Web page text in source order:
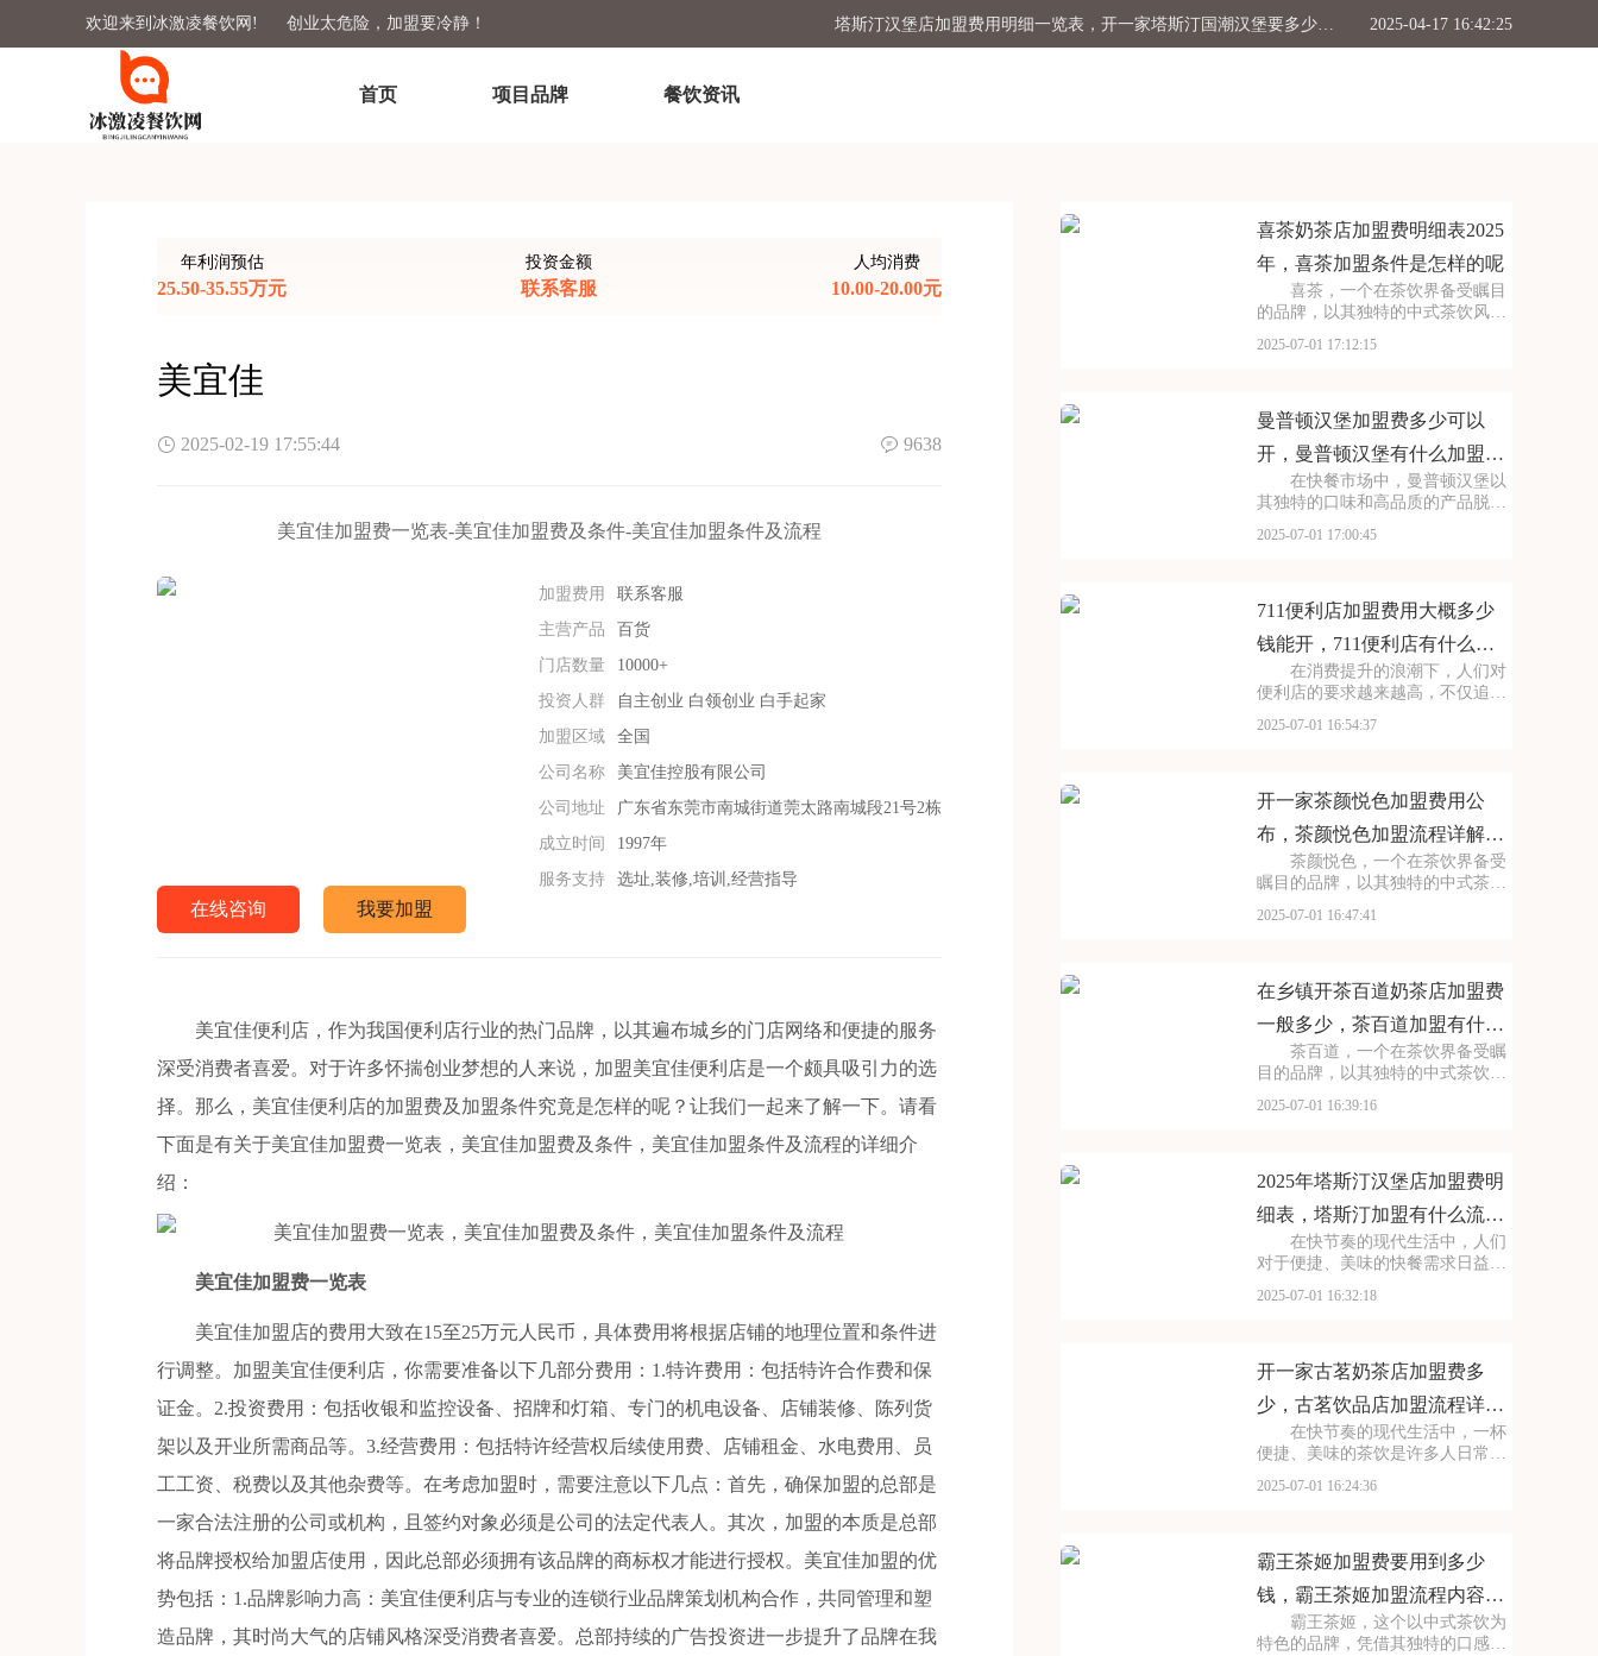
欢迎来到冰激凌餐饮网! 创业太危险，加盟要冷静！ 2025-04-17 16:42:25
加盟全家便利店大概要多少钱，开一个全家便利店加盟费用多少钱
首页 项目品牌 餐饮资讯
年利润预估
25.50-35.55万元
投资金额
联系客服
人均消费
10.00-20.00元
美宜佳
2025-02-19 17:55:44 9638
美宜佳加盟费一览表-美宜佳加盟费及条件-美宜佳加盟条件及流程
在线咨询 我要加盟
加盟费用
联系客服
主营产品
百货
门店数量
10000+
投资人群
自主创业 白领创业 白手起家
加盟区域
全国
公司名称
美宜佳控股有限公司
公司地址
广东省东莞市南城街道莞太路南城段21号2栋
成立时间
1997年
服务支持
选址,装修,培训,经营指导
美宜佳便利店，作为我国便利店行业的热门品牌，以其遍布城乡的门店网络和便捷的服务
深受消费者喜爱。对于许多怀揣创业梦想的人来说，加盟美宜佳便利店是一个颇具吸引力的选
择。那么，美宜佳便利店的加盟费及加盟条件究竟是怎样的呢？让我们一起来了解一下。请看
下面是有关于美宜佳加盟费一览表，美宜佳加盟费及条件，美宜佳加盟条件及流程的详细介
绍：
美宜佳加盟费一览表
美宜佳加盟店的费用大致在15至25万元人民币，具体费用将根据店铺的地理位置和条件进
行调整。加盟美宜佳便利店，你需要准备以下几部分费用：1.特许费用：包括特许合作费和保
证金。2.投资费用：包括收银和监控设备、招牌和灯箱、专门的机电设备、店铺装修、陈列货
架以及开业所需商品等。3.经营费用：包括特许经营权后续使用费、店铺租金、水电费用、员
工工资、税费以及其他杂费等。在考虑加盟时，需要注意以下几点：首先，确保加盟的总部是
一家合法注册的公司或机构，且签约对象必须是公司的法定代表人。其次，加盟的本质是总部
将品牌授权给加盟店使用，因此总部必须拥有该品牌的商标权才能进行授权。美宜佳加盟的优
势包括：1.品牌影响力高：美宜佳便利店与专业的连锁行业品牌策划机构合作，共同管理和塑
造品牌，其时尚大气的店铺风格深受消费者喜爱。总部持续的广告投资进一步提升了品牌在我
喜茶奶茶店加盟费明细表2025
年，喜茶加盟条件是怎样的呢
喜茶，一个在茶饮界备受瞩目
的品牌，以其独特的中式茶饮风格
费者。走进喜茶的店铺，那古色古
化。每一款茶饮都选用上
2025-07-01 17:12:15
曼普顿汉堡加盟费多少可以
开，曼普顿汉堡有什么加盟条
件呀
在快餐市场中，曼普顿汉堡以
其独特的口味和高品质的产品脱颖
择。走进曼普顿汉堡店，那浓郁的
材，搭配新鲜的蔬菜和秘制
2025-07-01 17:00:45
711便利店加盟费用大概多少
钱能开，711便利店有什么加
盟条件要求吗
在消费提升的浪潮下，人们对
便利店的要求越来越高，不仅追求
性和舒适性。711正是顺应这一趋
每一间711店铺都
2025-07-01 16:54:37
开一家茶颜悦色加盟费用公
布，茶颜悦色加盟流程详解内
容介绍
茶颜悦色，一个在茶饮界备受
瞩目的品牌，以其独特的中式茶饮
数消费者。走进茶颜悦色的店铺，
的茶文化。每一款茶饮
2025-07-01 16:47:41
在乡镇开茶百道奶茶店加盟费
一般多少，茶百道加盟有什么
条件吗
茶百道，一个在茶饮界备受瞩
目的品牌，以其独特的中式茶饮风
消费者。走进茶百道的店铺，那古
文化。每一款茶饮都选
2025-07-01 16:39:16
2025年塔斯汀汉堡店加盟费明
细表，塔斯汀加盟有什么流程
及条件呢
在快节奏的现代生活中，人们
对于便捷、美味的快餐需求日益增
力和卓越的产品品质，成为了众多
的牛肉汉堡，又有创新
2025-07-01 16:32:18
开一家古茗奶茶店加盟费多
少，古茗饮品店加盟流程详细
在快节奏的现代生活中，一杯
便捷、美味的茶饮是许多人日常的
品质的产品，成为了众多消费者心
人瞬间放松身心。那么
2025-07-01 16:24:36
霸王茶姬加盟费要用到多少
钱，霸王茶姬加盟流程内容概
霸王茶姬，这个以中式茶饮为
特色的品牌，凭借其独特的口感和